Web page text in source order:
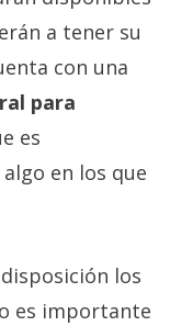
a tener su
con una
para
es
en los que
los
es importante